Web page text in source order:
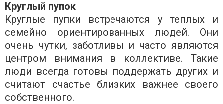
Круглый пупок
Круглые пупки встречаются у теплых и
семейно ориентированных людей. Они
очень чутки, заботливы и часто являются
центром внимания в коллективе. Такие
люди всегда готовы поддержать других и
считают счастье близких важнее своего
собственного.